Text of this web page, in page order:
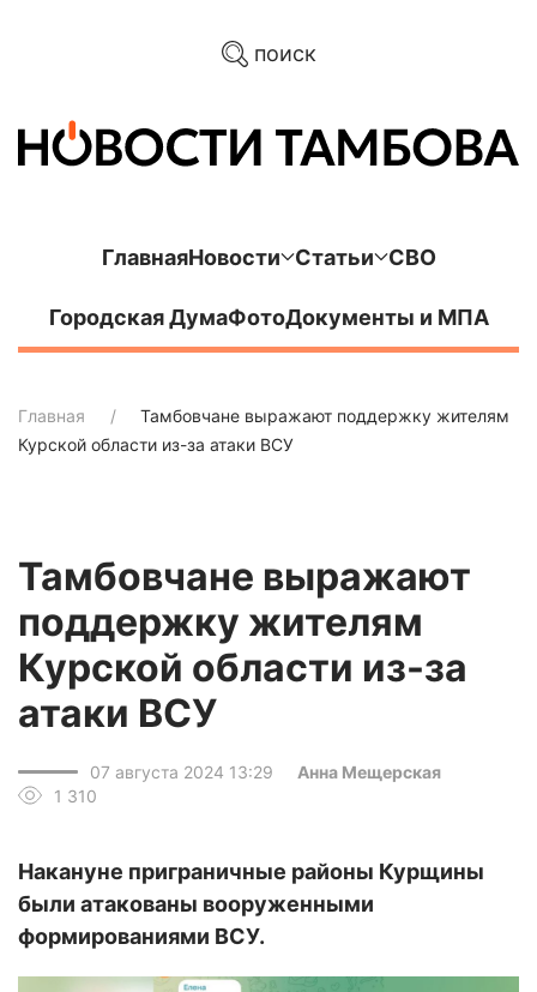
поиск
ГлавнаяНовости Статьи СВО
Городская ДумаФотоДокументы и МПА
Главная
Тамбовчане выражают поддержку жителям
Курской области из-за атаки ВСУ
Тамбовчане выражают
поддержку жителям
Курской области из-за
атаки ВСУ
07 августа 2024 13:29
Анна Мещерская
1 310
Накануне приграничные районы Курщины
были атакованы вооруженными
формированиями ВСУ.